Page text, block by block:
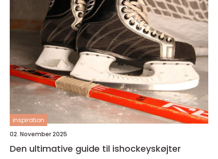
inspiration
02. November 2025
Den ultimative guide til ishockeyskøjter